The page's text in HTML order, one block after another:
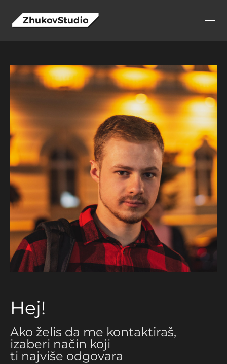
Hej!
Ako želis da me kontaktiraš,
izaberi način koji
ti najviše odgovara